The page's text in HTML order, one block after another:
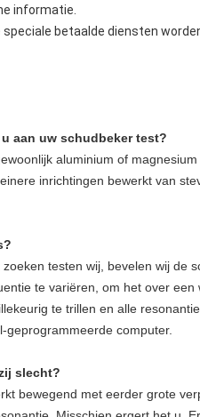
informatie.
betaalde diensten
aan uw schudbeker test?
aluminium of
inrichtingen bewerkt van
testen wij, bevelen wij de
te variëren, om het over
te trillen en alle
geprogrammeerde computer.
slecht?
bewegend met eerder grote